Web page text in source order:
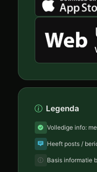
Legenda
Volledige info:
Heeft posts /
Basis informatie